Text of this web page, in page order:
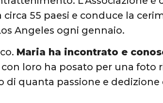
55 paesi e conduce la
Angeles ogni gennaio.
Maria ha incontrato e
loro ha posato per una foto
di quanta passione e